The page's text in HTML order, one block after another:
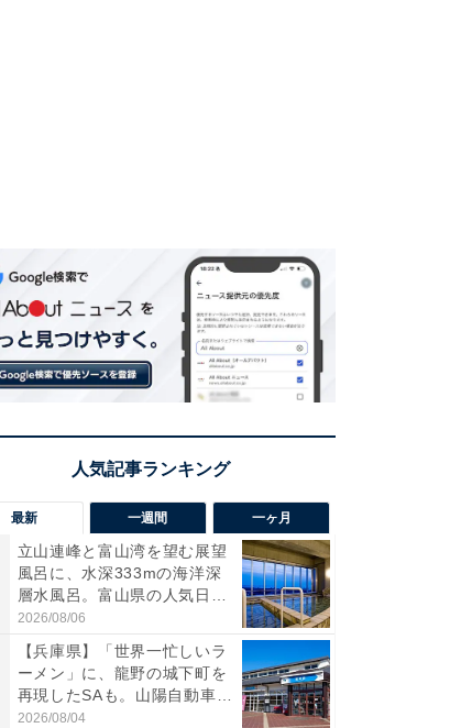
最新 一週間 一ヶ月
立山連峰と富山湾を望む展望
風呂に、水深333mの海洋深
層水風呂。富山県の人気日
帰...
2026/08/06
【兵庫県】「世界一忙しいラ
ーメン」に、龍野の城下町を
再現したSAも。山陽自動車
道...
2026/08/04